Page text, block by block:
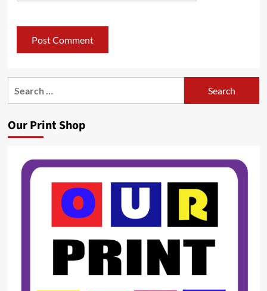
Our Print Shop